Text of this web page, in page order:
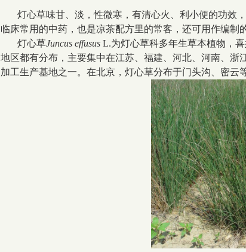
灯心草味甘、淡，性微寒，有清心火、利小便的功效
临床常用的中药，也是凉茶配方里的常客，还可用作编制
灯心草Juncus effusus L.为灯心草科多年生草本植物，
地区都有分布，主要集中在江苏、福建、河北、河南、
加工生产基地之一。在北京，灯心草分布于门头沟、密云